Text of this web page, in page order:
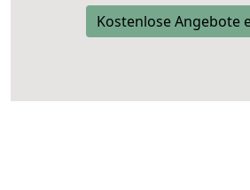
Kostenlose Angebote